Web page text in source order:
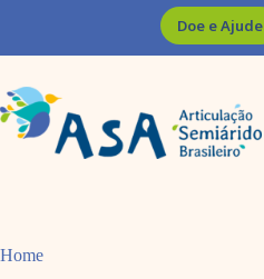
Doe e Ajude
Home